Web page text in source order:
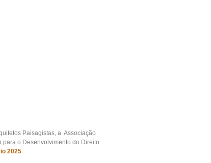
Paisagistas, a Associação
para o Desenvolvimento do Direito
2025.